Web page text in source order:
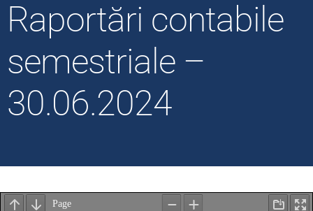
Raportări contabile
semestriale –
30.06.2024